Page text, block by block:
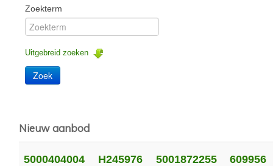
Zoekterm
Uitgebreid zoeken
Nieuw aanbod
5000404004 H245976 5001872255 609956